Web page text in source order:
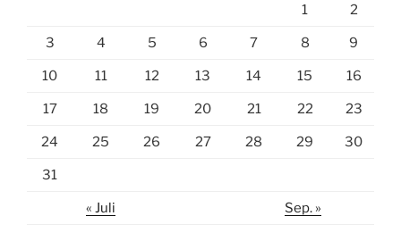
1 2
3 4 5 6 7 8 9
10 11 12 13 14 15 16
17 18 19 20 21 22 23
24 25 26 27 28 29 30
31
« Juli Sep. »